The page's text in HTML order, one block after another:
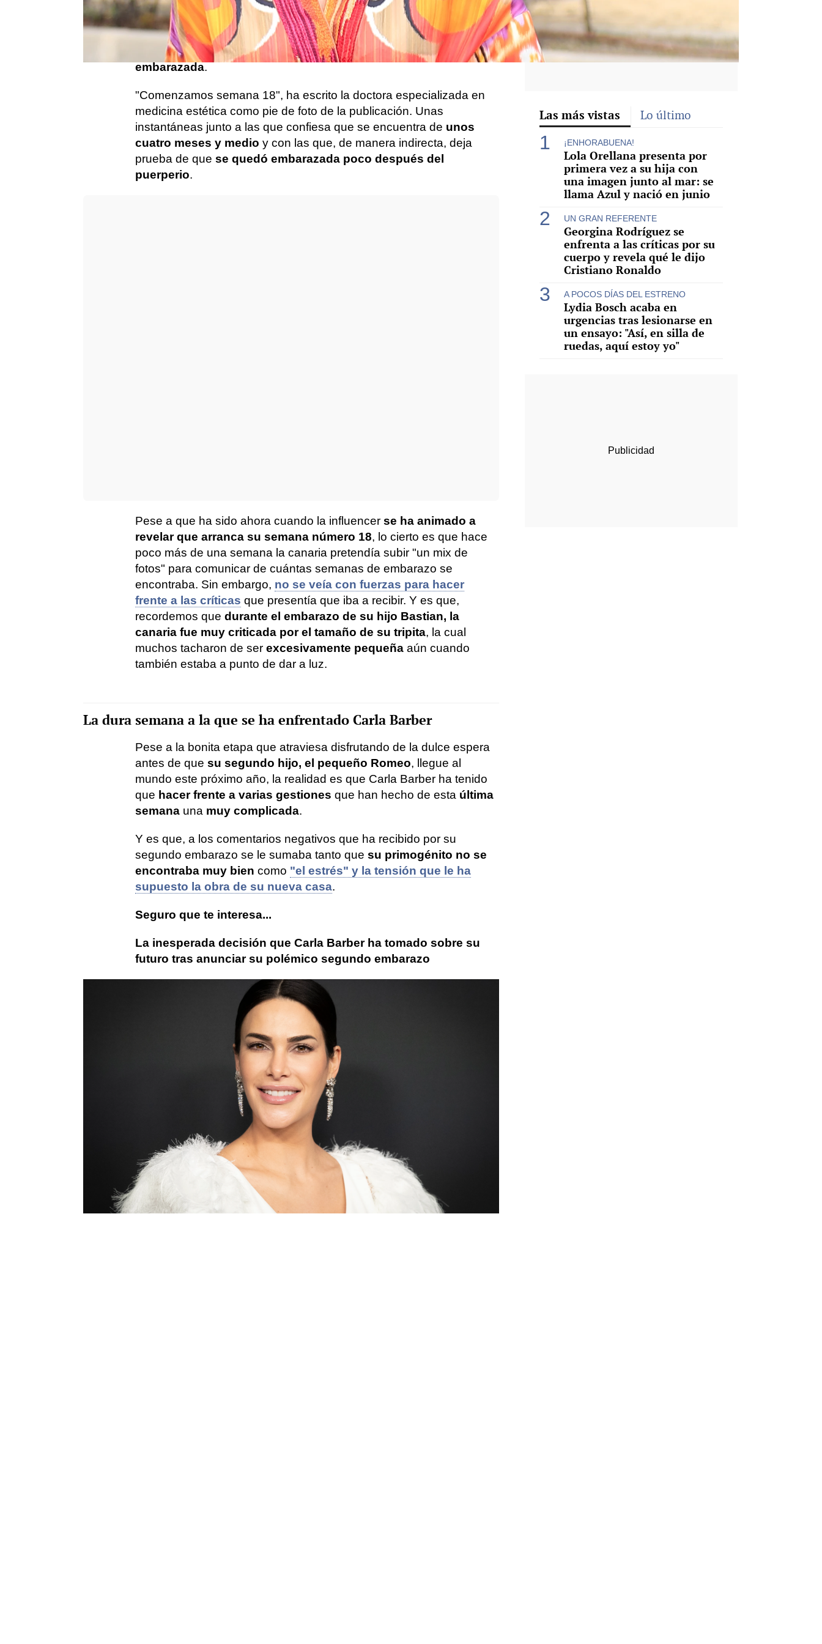
Carla Barber ha anunciado decuántas semanas de gestación
está con un trío de imágenesen ropa interior
a través del que,
consciente de que podía enfrentarse a algunas críticas por "el
tamaño de su tripa", ha sorprendido con su barriguita de
embarazada.
"Comenzamos semana 18", ha escrito la doctora especializada en
medicina estética como pie de foto de la publicación. Unas
instantáneas junto a las que confiesa que se encuentra de unos
cuatro meses y medio y con las que, de manera indirecta, deja
prueba de que se quedó embarazada poco después del
puerperio.
Pese a que ha sido ahora cuando la influencer se ha animado a
revelar que arranca su semana número 18, lo cierto es que hace
poco más de una semana la canaria pretendía subir "un mix de
fotos" para comunicar de cuántas semanas de embarazo se
encontraba. Sin embargo, no se veía con fuerzas para hacer
frente a las críticas que presentía que iba a recibir. Y es que,
recordemos que durante el embarazo de su hijo Bastian, la
canaria fue muy criticada por el tamaño de su tripita, la cual
muchos tacharon de ser excesivamente pequeña aún cuando
también estaba a punto de dar a luz.
La dura semana a la que se ha enfrentado Carla Barber
Pese a la bonita etapa que atraviesa disfrutando de la dulce espera
antes de que su segundo hijo, el pequeño Romeo, llegue al
mundo este próximo año, la realidad es que Carla Barber ha tenido
que hacer frente a varias gestiones que han hecho de esta última
semana una muy complicada.
Y es que, a los comentarios negativos que ha recibido por su
segundo embarazo se le sumaba tanto que su primogénito no se
encontraba muy bien como "el estrés" y la tensión que le ha
supuesto la obra de su nueva casa.
Seguro que te interesa...
La inesperada decisión que Carla Barber ha tomado sobre su
futuro tras anunciar su polémico segundo embarazo
Las más vistas Lo último
¡ENHORABUENA!
Lola Orellana presenta por
primera vez a su hija con
una imagen junto al mar: se
llama Azul y nació en junio
UN GRAN REFERENTE
Georgina Rodríguez se
enfrenta a las críticas por su
cuerpo y revela qué le dijo
Cristiano Ronaldo
A POCOS DÍAS DEL ESTRENO
Lydia Bosch acaba en
urgencias tras lesionarse en
un ensayo: "Así, en silla de
ruedas, aquí estoy yo"